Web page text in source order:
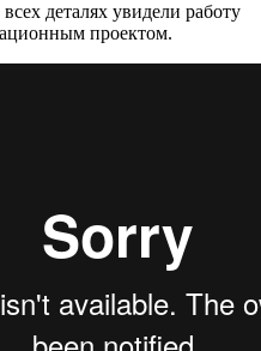
деталях увидели работу
проектом.